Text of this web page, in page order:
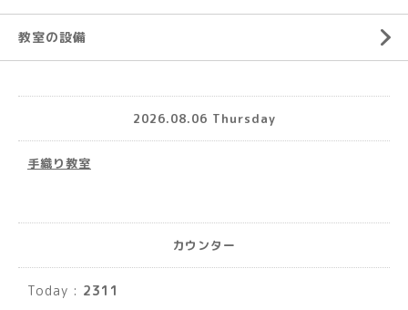
教室の設備
2026.08.06 Thursday
手織り教室
カウンター
Today : 2311